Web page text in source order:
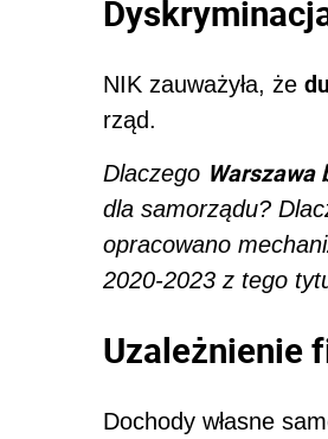
NIK zauważyła, że
rząd.
Dlaczego Warszawa
dla samorządu?
opracowano
2020-2023 z tego
Uzależnienie
Dochody własne